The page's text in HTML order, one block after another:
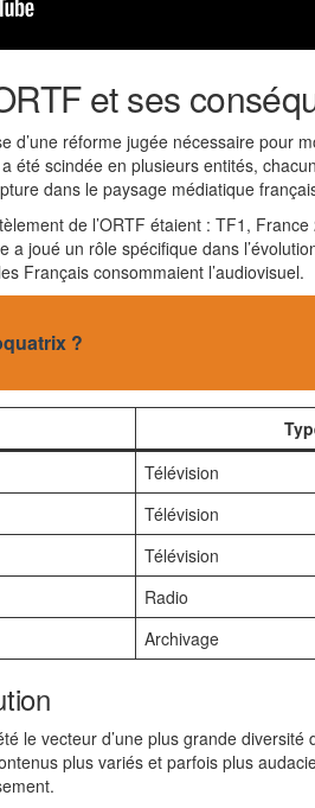
et ses
d’une réforme jugée nécessaire
été scindée en plusieurs entités,
dans le paysage médiatique
de l’ORTF étaient : TF1,
a joué un rôle spécifique dans
Français consommaient l’audiovisuel.
?
Télévision
Télévision
Télévision
Radio
Archivage
le vecteur d’une plus grande
plus variés et parfois plus